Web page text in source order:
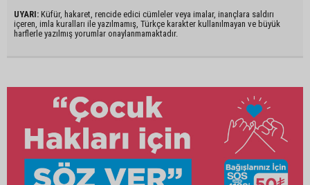
UYARI: Küfür, hakaret, rencide edici cümleler veya imalar, inançlara saldırı
içeren, imla kuralları ile yazılmamış, Türkçe karakter kullanılmayan ve büyük
harflerle yazılmış yorumlar onaylanmamaktadır.